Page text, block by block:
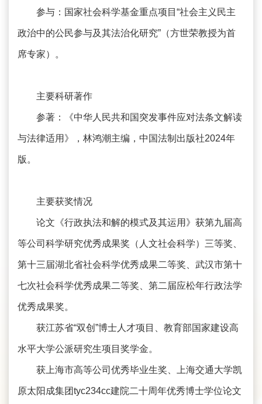
参与：国家社会科学基金重点项目“社会主义民主
政治中的公民参与及其法治化研究”（方世荣教授为首
席专家）。
主要科研著作
参著：《中华人民共和国突发事件应对法条文解读
与法律适用》，林鸿潮主编，中国法制出版社2024年
版。
主要获奖情况
论文《行政执法和解的模式及其运用》获第九届高
等公司科学研究优秀成果奖（人文社会科学）三等奖、
第十三届湖北省社会科学优秀成果二等奖、武汉市第十
七次社会科学优秀成果二等奖、第二届应松年行政法学
优秀成果奖。
获江苏省“双创”博士人才项目、教育部国家建设高
水平大学公派研究生项目奖学金。
获上海市高等公司优秀毕业生奖、上海交通大学凯
原太阳成集团tyc234cc建院二十周年优秀博士学位论文